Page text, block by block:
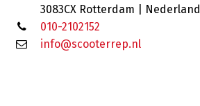
3083CX Rotterdam | Nederland
010-2102152
info@scooterrep.nl